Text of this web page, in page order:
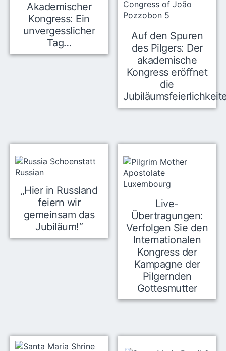
Akademischer
Kongress: Ein
unvergesslicher
Tag…
Auf den Spuren
des Pilgers: Der
akademische
Kongress eröffnet
die
„Hier in Russland
feiern wir
gemeinsam das
Jubiläum!“
Live-
Übertragungen:
Verfolgen Sie den
Internationalen
Kongress der
Kampagne der
Pilgernden
Gottesmutter